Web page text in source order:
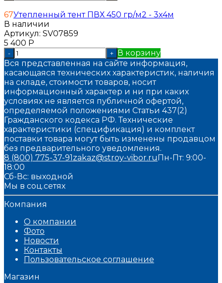
67Утепленный тент ПВХ 450 гр/м2 - 3x4м
В наличии
Артикул: SV07859
5 400 Р
- + В корзину
Вся представленная на сайте информация,
касающаяся технических характеристик, наличия
на складе, стоимости товаров, носит
информационный характер и ни при каких
условиях не является публичной офертой,
определяемой положениями Статьи 437(2)
Гражданского кодекса РФ. Технические
характеристики (спецификация) и комплект
поставки товара могут быть изменены продавцом
без предварительного уведомления.
8 (800) 775-37-91zakaz@stroy-vibor.ruПн-Пт: 9:00-
18:00
Сб-Вс: выходной
Мы в соц.сетях
Компания
О компании
Фото
Новости
Контакты
Пользовательское соглашение
Магазин